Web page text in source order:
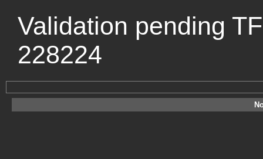
Validation pending
228224